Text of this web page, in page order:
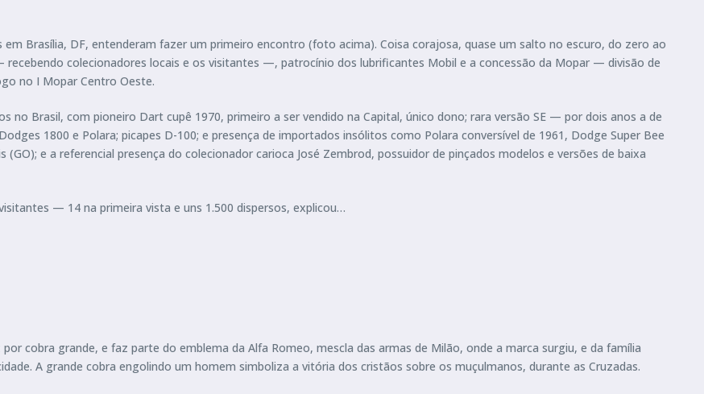
Brasília, DF, entenderam fazer um primeiro encontro (foto acima). Coisa corajosa, quase um salto no escuro, do zero ao
colecionadores locais e os visitantes —, patrocínio dos lubrificantes Mobil e a concessão da Mopar — divisão de
no I Mopar Centro Oeste.
no Brasil, com pioneiro Dart cupê 1970, primeiro a ser vendido na Capital, único dono; rara versão SE — por dois anos a de
1800 e Polara; picapes D-100; e presença de importados insólitos como Polara conversível de 1961, Dodge Super Bee
(GO); e a referencial presença do colecionador carioca José Zembrod, possuidor de pinçados modelos e versões de baixa
— 14 na primeira vista e uns 1.500 dispersos, explicou…
cobra grande, e faz parte do emblema da Alfa Romeo, mescla das armas de Milão, onde a marca surgiu, e da família
A grande cobra engolindo um homem simboliza a vitória dos cristãos sobre os muçulmanos, durante as Cruzadas.